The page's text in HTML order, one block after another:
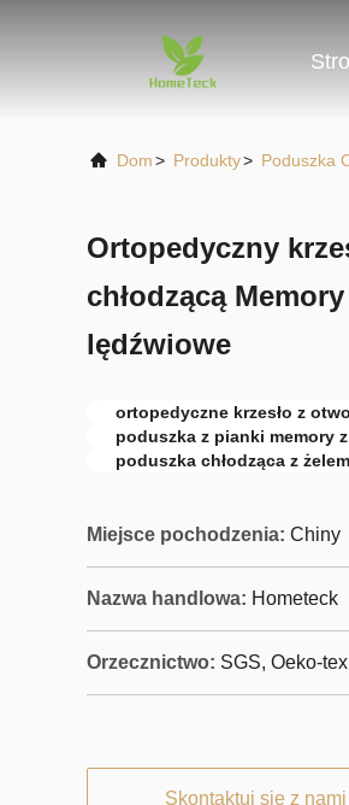
Dom> Produkty> Poduszka
Ortopedyczny
chłodzącą
lędźwiowe
ortopedyczne krzesło z
poduszka z pianki memory
poduszka chłodząca z
Miejsce pochodzenia: Chiny
Nazwa handlowa: Hometeck
Orzecznictwo: SGS, Oeko-
Skontaktuj się z nami